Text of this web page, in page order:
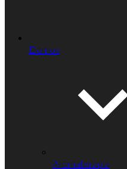
Domov
Aromaterapia